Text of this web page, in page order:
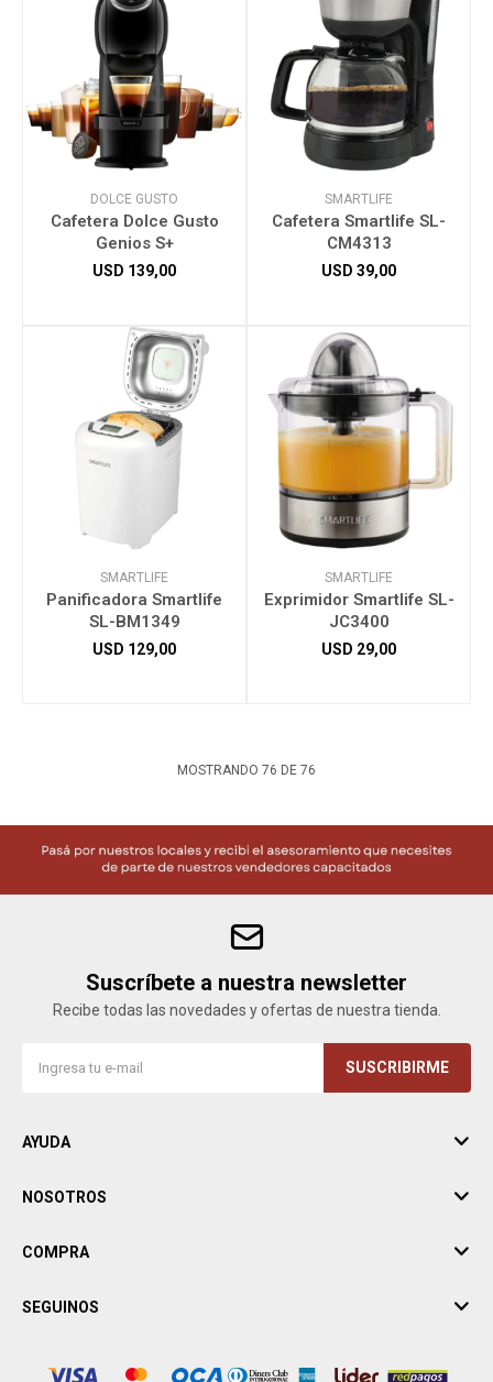
DOLCE GUSTO
Cafetera Dolce Gusto
Genios S+
USD 139,00
SMARTLIFE
Cafetera Smartlife SL-
CM4313
USD 39,00
SMARTLIFE
Panificadora Smartlife
SL-BM1349
USD 129,00
SMARTLIFE
Exprimidor Smartlife SL-
JC3400
USD 29,00
MOSTRANDO 76 DE 76
Suscríbete a nuestra newsletter
Recibe todas las novedades y ofertas de nuestra tienda.
SUSCRIBIRME
AYUDA
NOSOTROS
COMPRA
SEGUINOS